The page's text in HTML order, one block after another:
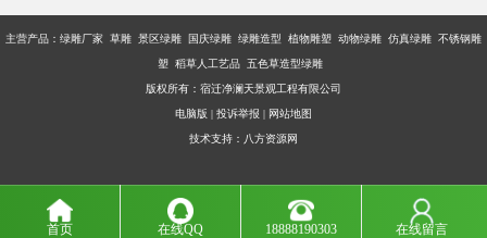
主营产品： 绿雕厂家 草雕 景区绿雕 国庆绿雕 绿雕造型 植物雕塑 动物绿雕 仿真绿雕 不锈钢雕
塑 稻草人工艺品 五色草造型绿雕
版权所有：宿迁净澜天景观工程有限公司
电脑版 | 投诉举报 | 网站地图
技术支持： 八方资源网
首页 在线QQ 18888190303 在线留言